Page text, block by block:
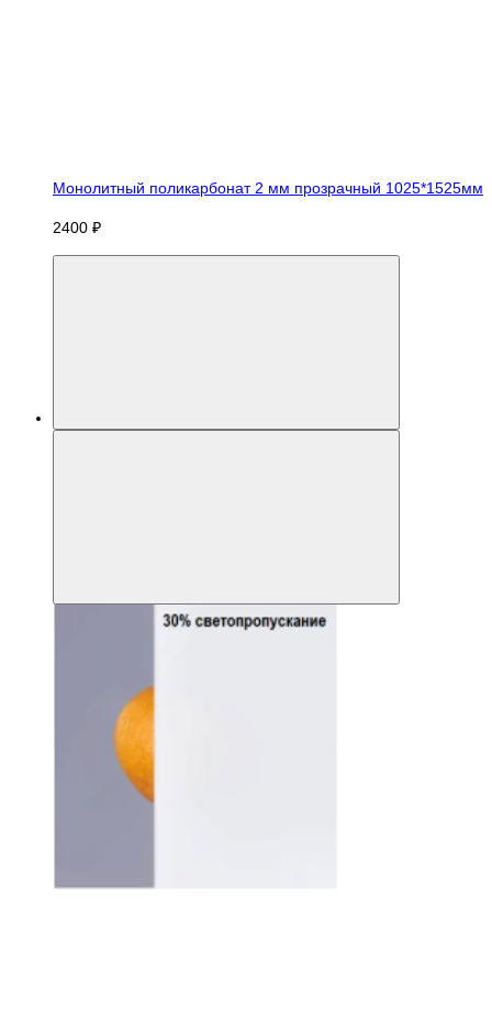
Монолитный поликарбонат 2 мм прозрачный 1025*1525мм
2400 ₽